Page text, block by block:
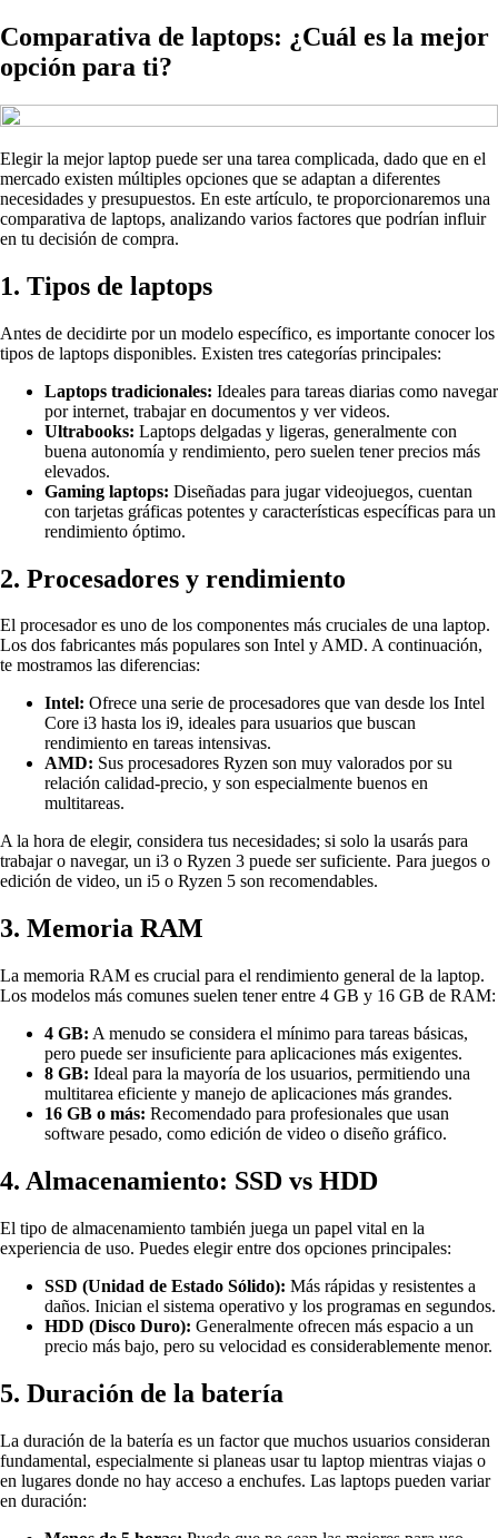
Comparativa de laptops: ¿Cuál es la mejor
opción para ti?
Elegir la mejor laptop puede ser una tarea complicada, dado que en el
mercado existen múltiples opciones que se adaptan a diferentes
necesidades y presupuestos. En este artículo, te proporcionaremos una
comparativa de laptops, analizando varios factores que podrían influir
en tu decisión de compra.
1. Tipos de laptops
Antes de decidirte por un modelo específico, es importante conocer los
tipos de laptops disponibles. Existen tres categorías principales:
Laptops tradicionales: Ideales para tareas diarias como navegar
por internet, trabajar en documentos y ver videos.
Ultrabooks: Laptops delgadas y ligeras, generalmente con
buena autonomía y rendimiento, pero suelen tener precios más
elevados.
Gaming laptops: Diseñadas para jugar videojuegos, cuentan
con tarjetas gráficas potentes y características específicas para un
rendimiento óptimo.
2. Procesadores y rendimiento
El procesador es uno de los componentes más cruciales de una laptop.
Los dos fabricantes más populares son Intel y AMD. A continuación,
te mostramos las diferencias:
Intel: Ofrece una serie de procesadores que van desde los Intel
Core i3 hasta los i9, ideales para usuarios que buscan
rendimiento en tareas intensivas.
AMD: Sus procesadores Ryzen son muy valorados por su
relación calidad-precio, y son especialmente buenos en
multitareas.
A la hora de elegir, considera tus necesidades; si solo la usarás para
trabajar o navegar, un i3 o Ryzen 3 puede ser suficiente. Para juegos o
edición de video, un i5 o Ryzen 5 son recomendables.
3. Memoria RAM
La memoria RAM es crucial para el rendimiento general de la laptop.
Los modelos más comunes suelen tener entre 4 GB y 16 GB de RAM:
4 GB: A menudo se considera el mínimo para tareas básicas,
pero puede ser insuficiente para aplicaciones más exigentes.
8 GB: Ideal para la mayoría de los usuarios, permitiendo una
multitarea eficiente y manejo de aplicaciones más grandes.
16 GB o más: Recomendado para profesionales que usan
software pesado, como edición de video o diseño gráfico.
4. Almacenamiento: SSD vs HDD
El tipo de almacenamiento también juega un papel vital en la
experiencia de uso. Puedes elegir entre dos opciones principales:
SSD (Unidad de Estado Sólido): Más rápidas y resistentes a
daños. Inician el sistema operativo y los programas en segundos.
HDD (Disco Duro): Generalmente ofrecen más espacio a un
precio más bajo, pero su velocidad es considerablemente menor.
5. Duración de la batería
La duración de la batería es un factor que muchos usuarios consideran
fundamental, especialmente si planeas usar tu laptop mientras viajas o
en lugares donde no hay acceso a enchufes. Las laptops pueden variar
en duración: